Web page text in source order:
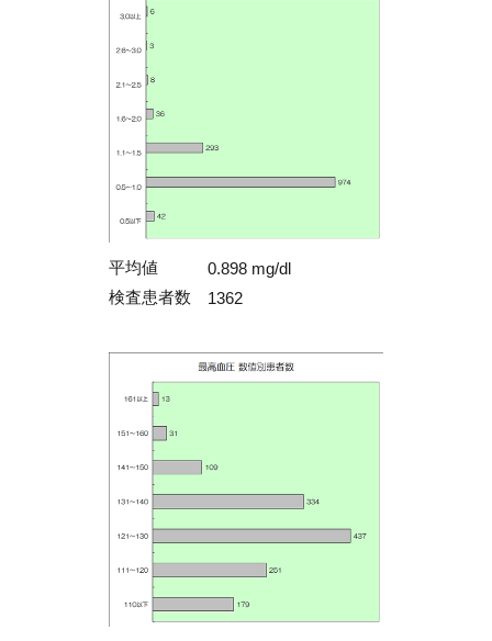
平均値
0.898 mg/dl
検査患者数
1362